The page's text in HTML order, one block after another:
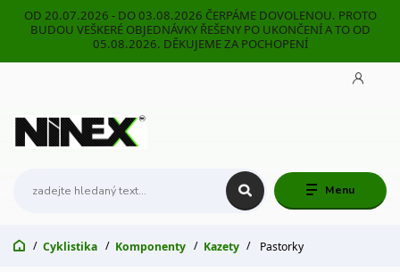
OD 20.07.2026 - DO 03.08.2026 ČERPÁME DOVOLENOU. PROTO
BUDOU VEŠKERÉ OBJEDNÁVKY ŘEŠENY PO UKONČENÍ A TO OD
05.08.2026. DĚKUJEME ZA POCHOPENÍ
Menu
Cyklistika Komponenty Kazety Pastorky